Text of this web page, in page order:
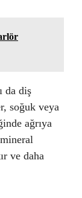
da diş
soğuk veya
ağrıya
ve daha